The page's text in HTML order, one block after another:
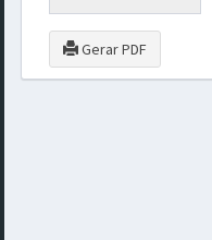
Gerar PDF